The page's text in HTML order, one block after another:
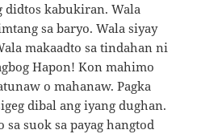
didtos kabukiran. Wala
sa baryo. Wala siyay
makaadto sa tindahan ni
Hapon! Kon mahimo
o mahanaw. Pagka
dibal ang iyang dughan.
suok sa payag hangtod